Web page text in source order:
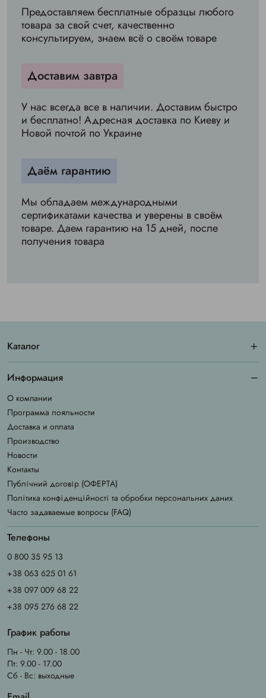
Предоставляем бесплатные образцы любого
товара за свой счет, качественно
консультируем, знаем всё о своём товаре
Доставим завтра
У нас всегда все в наличии. Доставим быстро
и бесплатно! Адресная доставка по Киеву и
Новой почтой по Украине
Даём гарантию
Мы обладаем международными
сертификатами качества и уверены в своём
товаре. Даем гарантию на 15 дней, после
получения товара
Каталог
Информация
О компании
Программа лояльности
Доставка и оплата
Производство
Новости
Контакты
Публічний договір (ОФЕРТА)
Політика конфіденційності та обробки персональних даних
Часто задаваемые вопросы (FAQ)
Телефоны
0 800 35 95 13
+38 063 625 01 61
+38 097 009 68 22
+38 095 276 68 22
График работы
Пн - Чт: 9.00 - 18.00
Пт: 9.00 - 17.00
Сб - Вс: выходные